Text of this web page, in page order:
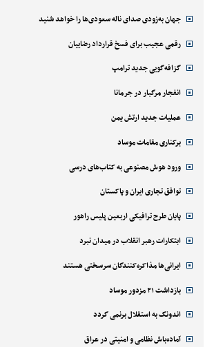
جهان به‌زودی صدای ناله سعودی‌ها را خواهد شنید
رقمی عجیب برای فسخ قرارداد رضاییان
گزافه‌گویی جدید ترامپ
انفجار مرگبار در جرمانا
عملیات جدید ارتش یمن
برکناری مقامات موساد
ورود هوش مصنوعی به کتاب‌های درسی
توافق تجاری ایران و پاکستان
پایان طرح ترافیکی اربعین پلیس راهور
ابتکارات رهبر انقلاب در میدان نبرد
ایرانی‌ها مذاکره‌کنندگان سرسختی هستند
بازداشت ۲۱ مزدور موساد
اندونگ به استقلال برنمی گردد
آماده‌باش نظامی و امنیتی در عراق